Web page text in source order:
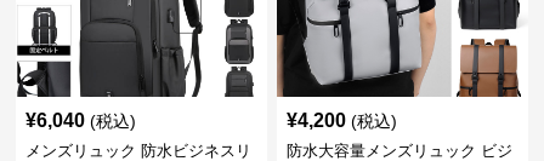
¥6,040 (税込)
メンズリュック 防水ビジネスリ
¥4,200 (税込)
防水大容量メンズリュック ビジ